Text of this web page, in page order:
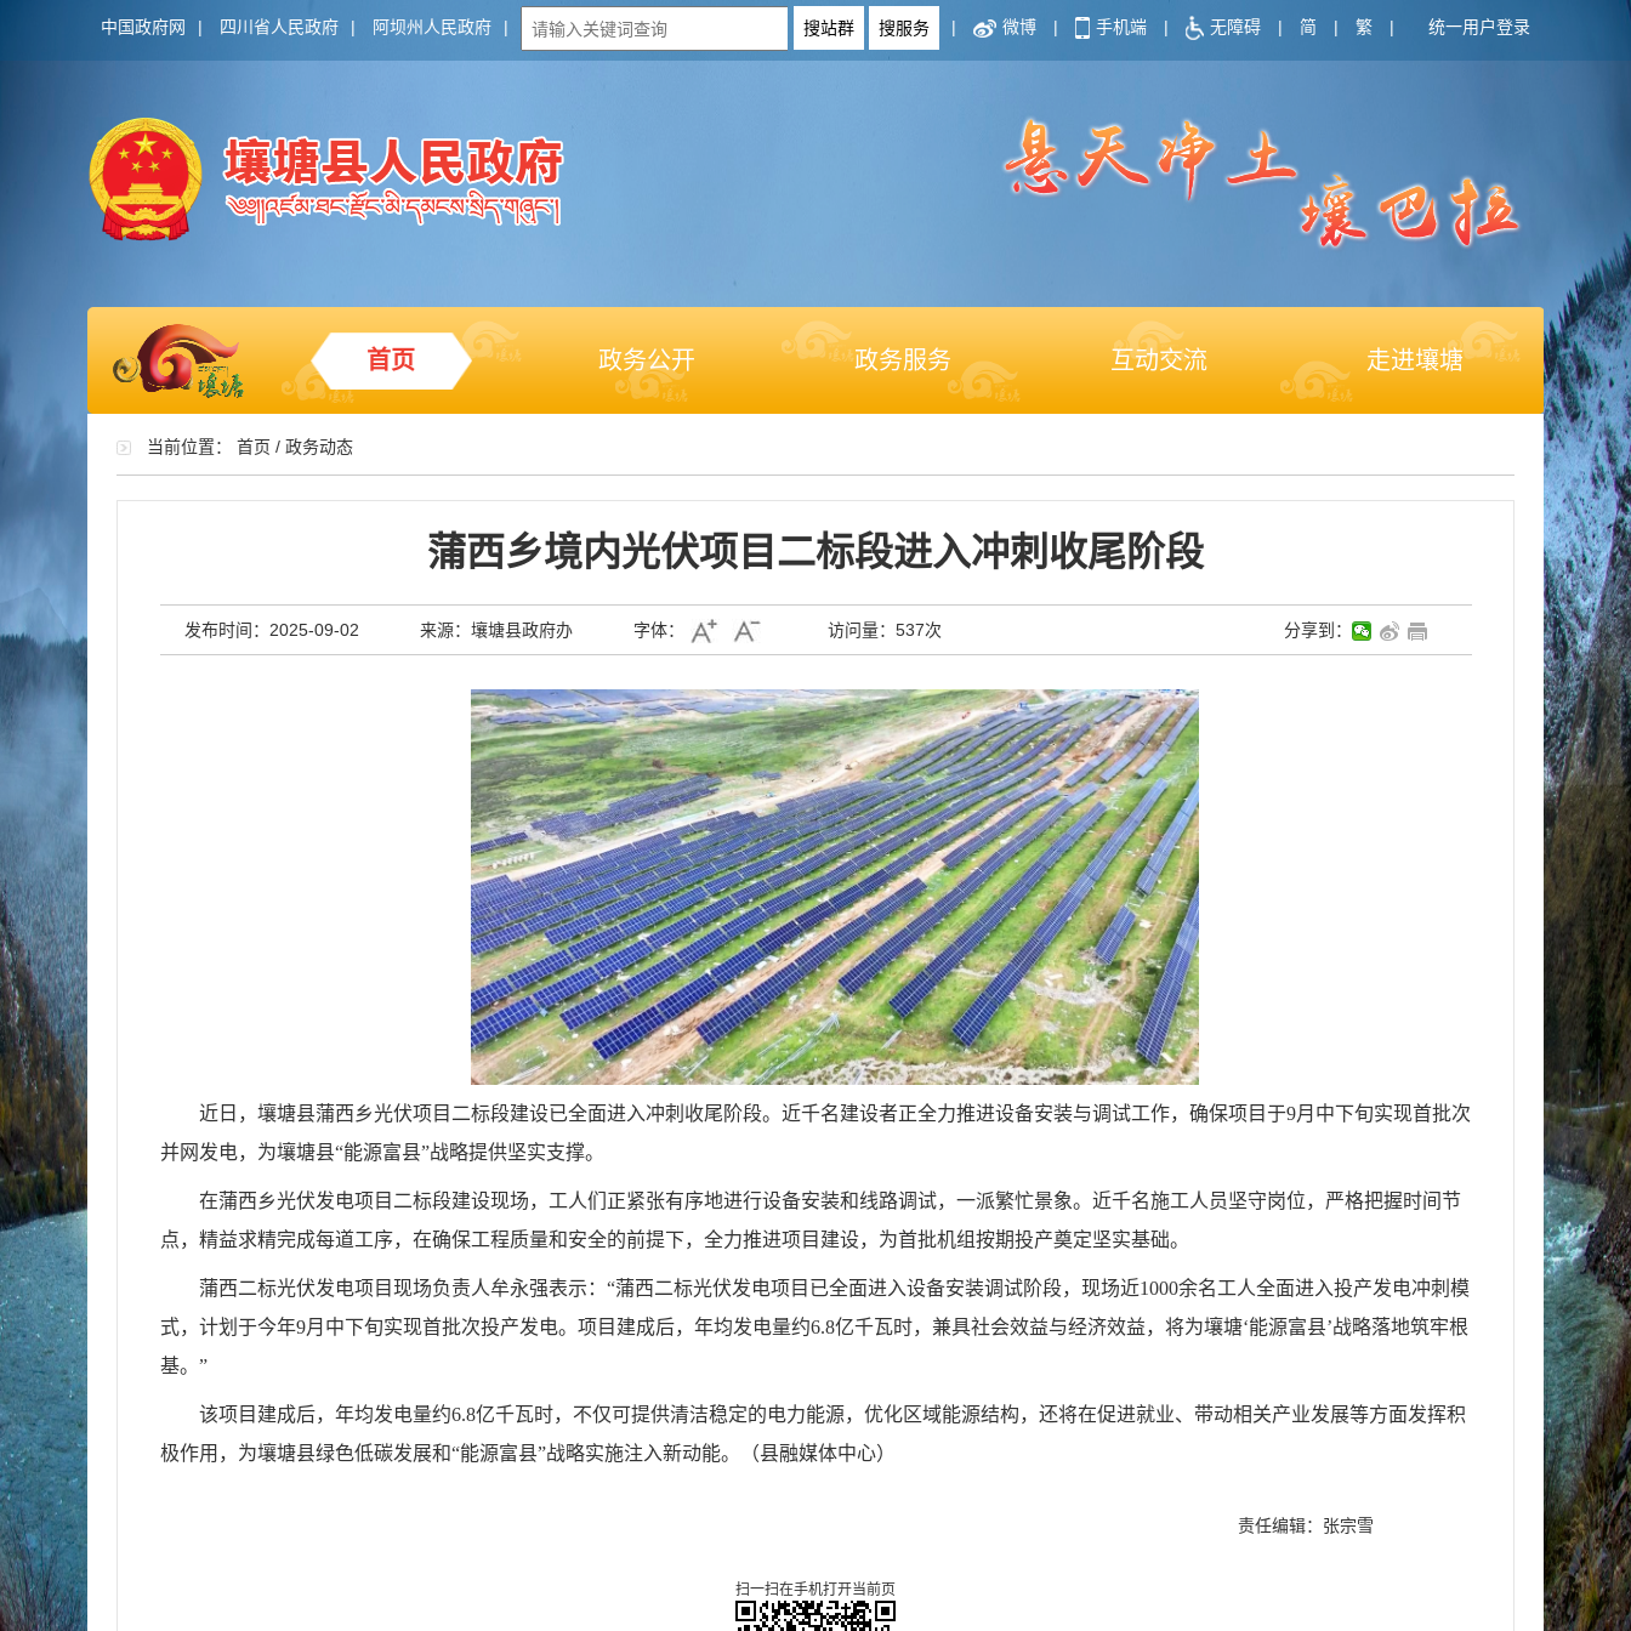
中国政府网 | 四川省人民政府 | 阿坝州人民政府 | | 微博 | 手机端 | 无障碍 | 简 | 繁 | 统一用户登录
首页 政务公开 政务服务 互动交流 走进壤塘
当前位置： 首页 / 政务动态
蒲西乡境内光伏项目二标段进入冲刺收尾阶段
发布时间：2025-09-02 来源：壤塘县政府办 字体： 访问量： 537次 分享到：
近日，壤塘县蒲西乡光伏项目二标段建设已全面进入冲刺收尾阶段。近千名建设者正全力推进设备安装与调试工作，确保项目于9月中下旬实现首批次
并网发电，为壤塘县“能源富县”战略提供坚实支撑。
在蒲西乡光伏发电项目二标段建设现场，工人们正紧张有序地进行设备安装和线路调试，一派繁忙景象。近千名施工人员坚守岗位，严格把握时间节
点，精益求精完成每道工序，在确保工程质量和安全的前提下，全力推进项目建设，为首批机组按期投产奠定坚实基础。
蒲西二标光伏发电项目现场负责人牟永强表示：“蒲西二标光伏发电项目已全面进入设备安装调试阶段，现场近1000余名工人全面进入投产发电冲刺模
式，计划于今年9月中下旬实现首批次投产发电。项目建成后，年均发电量约6.8亿千瓦时，兼具社会效益与经济效益，将为壤塘‘能源富县’战略落地筑牢根
基。”
该项目建成后，年均发电量约6.8亿千瓦时，不仅可提供清洁稳定的电力能源，优化区域能源结构，还将在促进就业、带动相关产业发展等方面发挥积
极作用，为壤塘县绿色低碳发展和“能源富县”战略实施注入新动能。（县融媒体中心）
责任编辑：张宗雪
扫一扫在手机打开当前页